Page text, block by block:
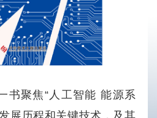
书聚焦“人工智能 能源系
展历程和关键技术，及其